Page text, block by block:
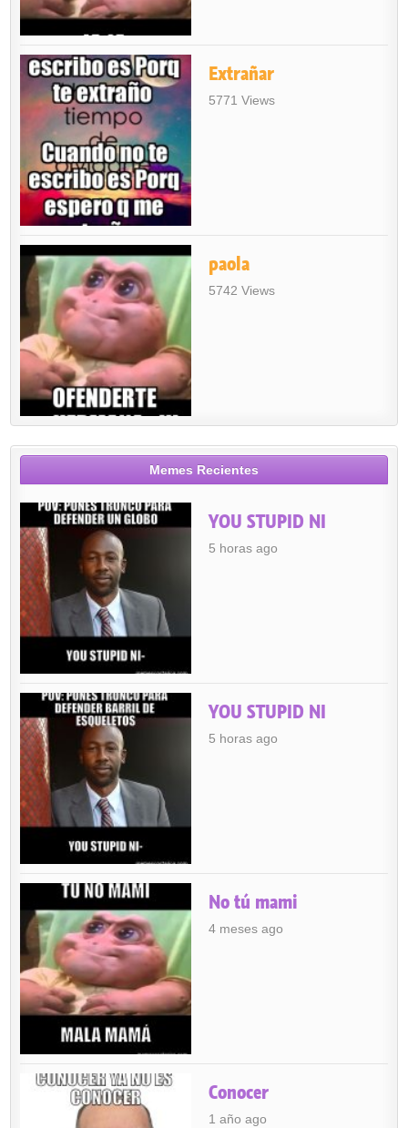
Extrañar
5771 Views
paola
5742 Views
Memes Recientes
YOU STUPID NI
5 horas ago
YOU STUPID NI
5 horas ago
No tú mami
4 meses ago
Conocer
1 año ago